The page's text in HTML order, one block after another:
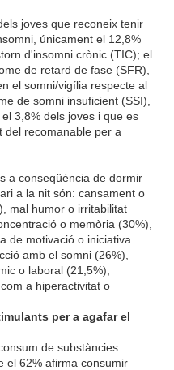
joves que reconeix tenir
únicament el 12,8%
d'insomni crònic (TIC); el
de retard de fase (SFR),
el somni/vigília respecte al
de somni insuficient (SSI),
3,8% dels joves i que es
del recomanable per a
a conseqüència de dormir
a la nit són: cansament o
mal humor o irritabilitat
o memòria (30%),
de motivació o iniciativa
amb el somni (26%),
o laboral (21,5%),
a hiperactivitat o
per a agafar el
de substàncies
el 62% afirma consumir